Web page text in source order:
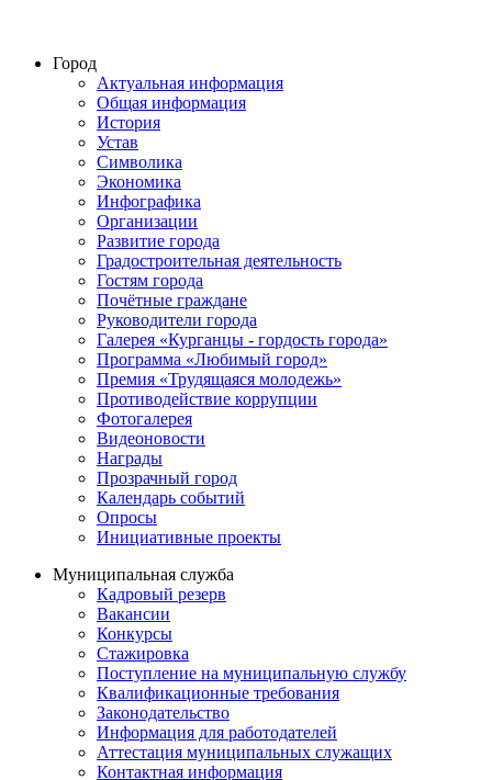
Город
Актуальная информация
Общая информация
История
Устав
Символика
Экономика
Инфографика
Организации
Развитие города
Градостроительная деятельность
Гостям города
Почётные граждане
Руководители города
Галерея «Курганцы - гордость города»
Программа «Любимый город»
Премия «Трудящаяся молодежь»
Противодействие коррупции
Фотогалерея
Видеоновости
Награды
Прозрачный город
Календарь событий
Опросы
Инициативные проекты
Муниципальная служба
Кадровый резерв
Вакансии
Конкурсы
Стажировка
Поступление на муниципальную службу
Квалификационные требования
Законодательство
Информация для работодателей
Аттестация муниципальных служащих
Контактная информация